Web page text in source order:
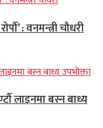
: वनमन्त्री चौधरी
लाइनमा बस्न बाध्य